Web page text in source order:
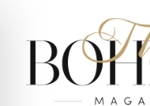
springen